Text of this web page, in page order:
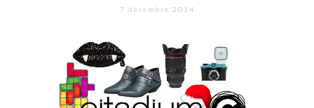
7 décembre 2014